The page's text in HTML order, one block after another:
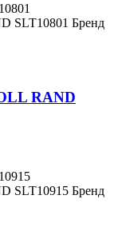
SLT10801 Бренд
RAND
SLT10915 Бренд